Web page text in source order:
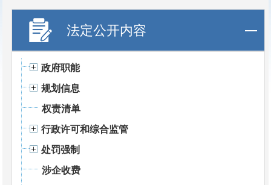
法定公开内容
政府职能
规划信息
权责清单
行政许可和综合监管
处罚强制
涉企收费